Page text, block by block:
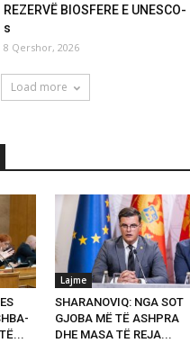
REZERVË BIOSFERE E UNESCO-
s
8 Qershor, 2026
Load more
Lajme
SHARANOVIQ: NGA SOT
GJOBA MË TË ASHPRA
DHE MASA TË REJA...